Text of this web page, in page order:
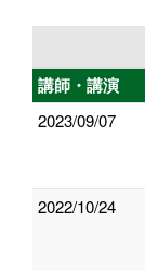
講師・講演
2023/09/07
2022/10/24